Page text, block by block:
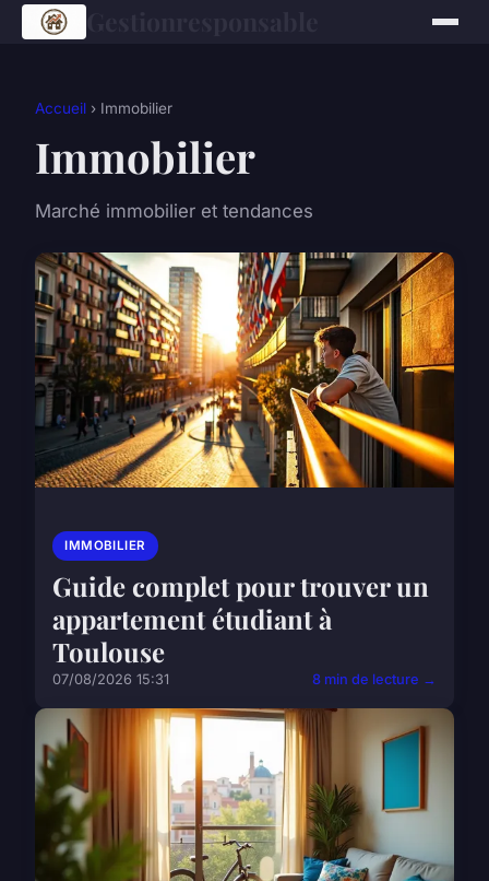
Accueil › Immobilier
Immobilier
Marché immobilier et tendances
IMMOBILIER
Guide complet pour trouver un
appartement étudiant à
Toulouse
07/08/2026 15:31 8 min de lecture →